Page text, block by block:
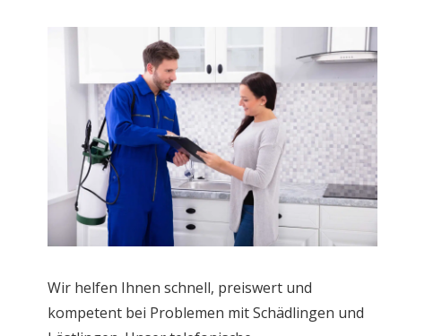
Wir helfen Ihnen schnell, preiswert und
kompetent bei Problemen mit Schädlingen und